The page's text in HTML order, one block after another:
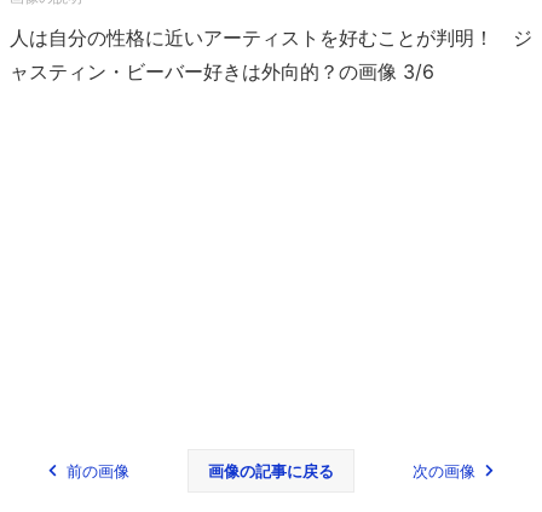
人は自分の性格に近いアーティストを好むことが判明！ ジ
ャスティン・ビーバー好きは外向的？の画像 3/6
前の画像 画像の記事に戻る 次の画像